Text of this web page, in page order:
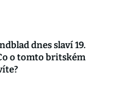
dnes slaví 19.
o tomto britském